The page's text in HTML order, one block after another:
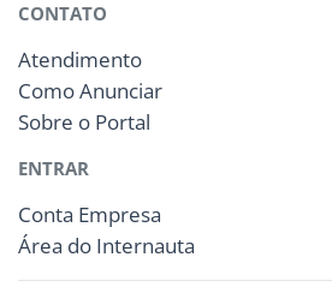
CONTATO
Atendimento
Como Anunciar
Sobre o Portal
ENTRAR
Conta Empresa
Área do Internauta